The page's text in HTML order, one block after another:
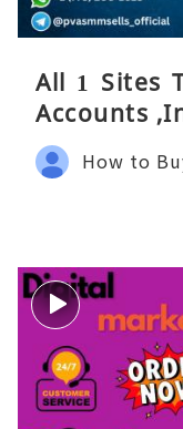
All 1 Sites
Accounts
How to